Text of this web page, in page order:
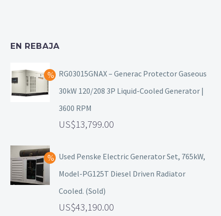
EN REBAJA
RG03015GNAX – Generac Protector Gaseous
30kW 120/208 3P Liquid-Cooled Generator |
3600 RPM
13,799.00
Used Penske Electric Generator Set, 765kW,
Model-PG125T Diesel Driven Radiator
Cooled. (Sold)
43,190.00